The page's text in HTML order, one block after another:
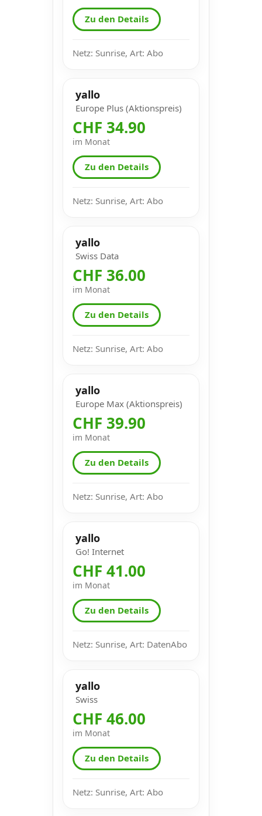
Zu den Details
Netz: Sunrise, Art: Abo
yallo
Europe Plus (Aktionspreis)
CHF 34.90
im Monat
Zu den Details
Netz: Sunrise, Art: Abo
yallo
Swiss Data
CHF 36.00
im Monat
Zu den Details
Netz: Sunrise, Art: Abo
yallo
Europe Max (Aktionspreis)
CHF 39.90
im Monat
Zu den Details
Netz: Sunrise, Art: Abo
yallo
Go! Internet
CHF 41.00
im Monat
Zu den Details
Netz: Sunrise, Art: DatenAbo
yallo
Swiss
CHF 46.00
im Monat
Zu den Details
Netz: Sunrise, Art: Abo